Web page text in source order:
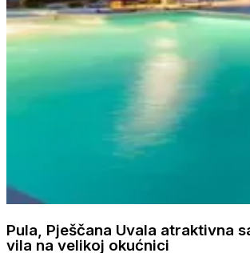
Pula, Pješčana Uvala atraktivna
vila na velikoj okućnici